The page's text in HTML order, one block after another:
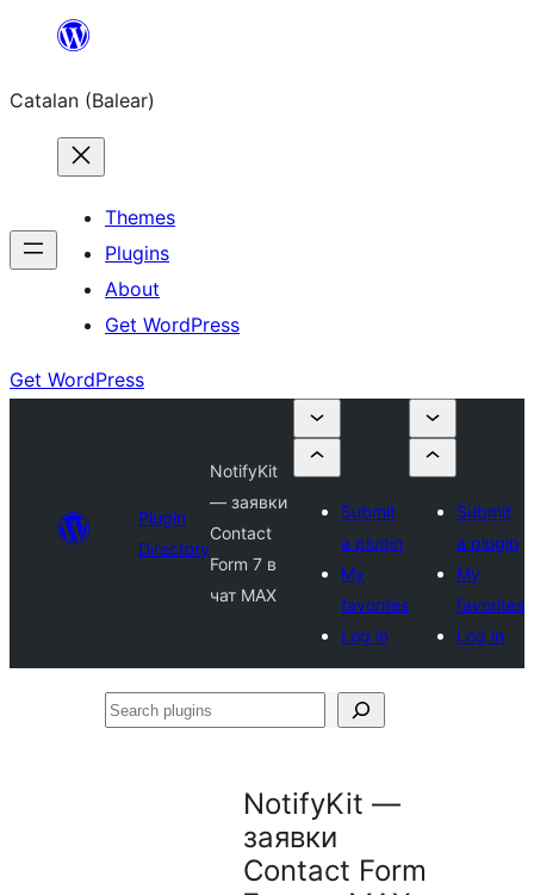
content
Catalan (Balear)
Themes
Plugins
About
Get WordPress
Get WordPress
Plugin
Directory
NotifyKit
— заявки
Contact
Form 7 в
чат MAX
Submit
a plugin
My
favorites
Log in
Submit
a plugin
My
favorites
Log in
Search
NotifyKit —
заявки
Contact Form